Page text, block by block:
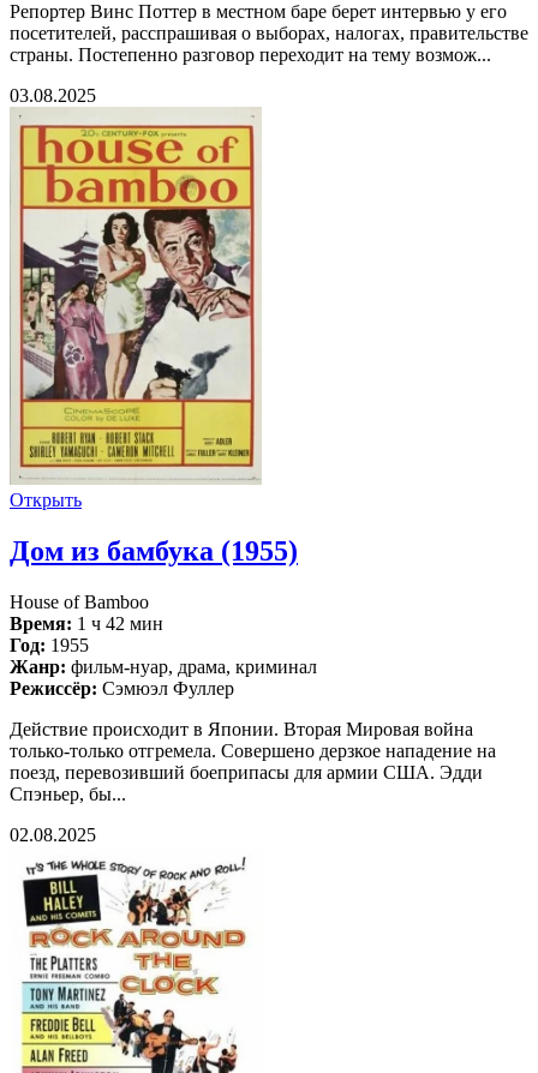
Репортер Винс Поттер в местном баре берет интервью у его
посетителей, расспрашивая о выборах, налогах, правительстве
страны. Постепенно разговор переходит на тему возмож...
03.08.2025
Открыть
Дом из бамбука (1955)
House of Bamboo
Время: 1 ч 42 мин
Год: 1955
Жанр: фильм-нуар, драма, криминал
Режиссёр: Сэмюэл Фуллер
Действие происходит в Японии. Вторая Мировая война
только-только отгремела. Совершено дерзкое нападение на
поезд, перевозивший боеприпасы для армии США. Эдди
Спэньер, бы...
02.08.2025